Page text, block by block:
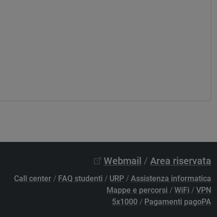
Webmail / Area riservata
Call center / FAQ studenti / URP / Assistenza informatica
Mappe e percorsi / WiFi / VPN
5x1000 / Pagamenti pagoPA